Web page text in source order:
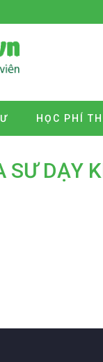
HỌC PHÍ
SƯ DẠY